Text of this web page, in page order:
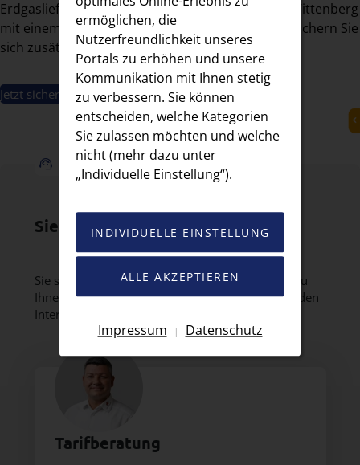
Erdgasliefervertrag der Stadtwerke Lutherstadt Wittenberg
mit einem Internet-Tarif der wittenberg-net und sichern Sie
sich zusätzlich 25 € Kombi-Bonus jährlich!
Jetzt sichern
Wir sind für Sie da.
Sie haben Fragen?
Sie sind sich unsicher, welcher Tarif am besten zu
Ihnen passt? Gemeinsam finden wir den passenden
Internet und/oder TV-Tarif für Sie.
Tarifberatung
ermöglichen, die
Nutzerfreundlichkeit unseres
Portals zu erhöhen und unsere
Kommunikation mit Ihnen stetig
zu verbessern. Sie können
entscheiden, welche Kategorien
Sie zulassen möchten und welche
nicht (mehr dazu unter
„Individuelle Einstellung“).
INDIVIDUELLE EINSTELLUNG
ALLE AKZEPTIEREN
Impressum | Datenschutz